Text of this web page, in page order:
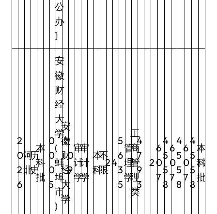
公
办
]
2
0
2
6
河
北
历
史
本
科
批
0
0
0
5
安
徽
财
经
大
学
(
蚌
埠
市
)
安
徽
财
经
大
学
0
9
审
计
学
审
计
学
本
科
不
限
24
5
6
3
5
管
理
学
工
商
管
理
类
4
7
9
3
2
6
0
7
4
5
5
8
6
0
7
4
5
5
8
6
0
7
4
5
5
8
本
科
批
2